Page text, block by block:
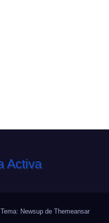
Tema: Newsup de Themeansar